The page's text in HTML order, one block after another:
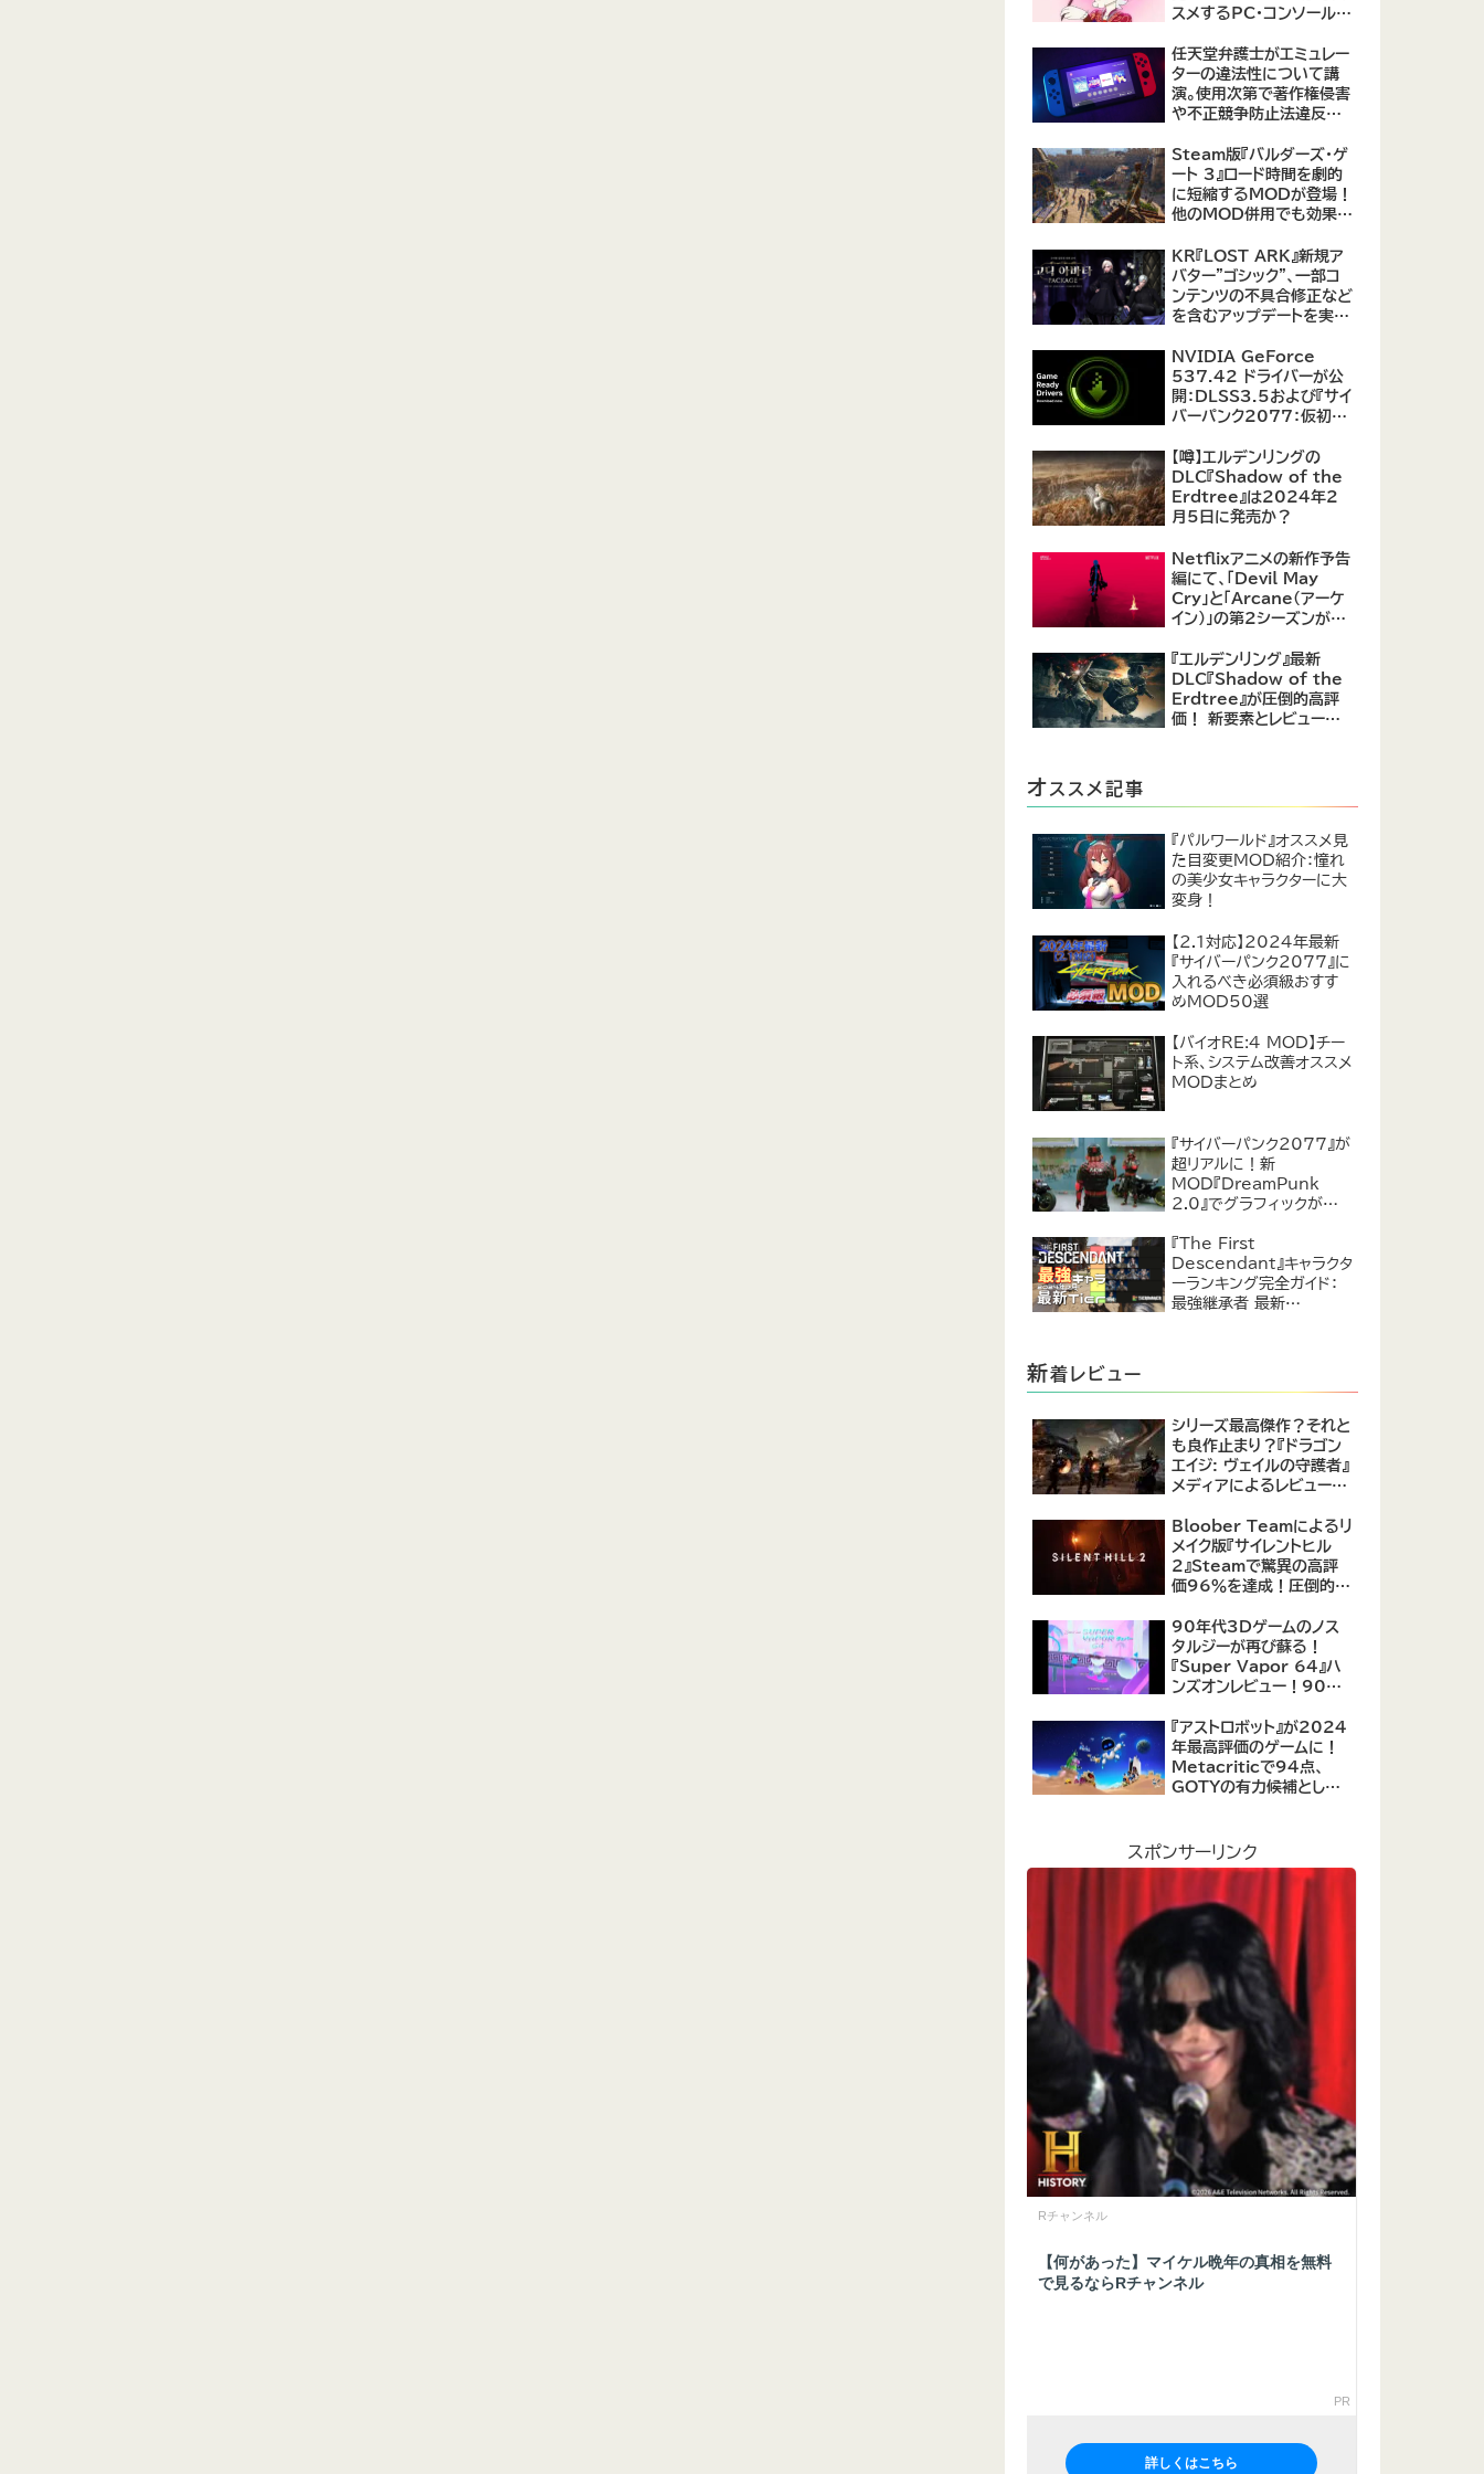
スメするPC・コンソール向
任天堂弁護士がエミュレー
ターの違法性について講
演。使用次第で著作権侵害
や不正競争防止法違反に
Steam版『バルダーズ・ゲ
ート 3』ロード時間を劇的
に短縮するMODが登場！
他のMOD併用でも効果を
価
KR『LOST ARK』新規ア
バター"ゴシック"、一部コ
ンテンツの不具合修正など
を含むアップデートを実
NVIDIA GeForce
537.42 ドライバーが公
開：DLSS3.5および『サイ
バーパンク2077：仮初め
【噂】エルデンリングの
DLC『Shadow of the
Erdtree』は2024年2
月5日に発売か？
Netflixアニメの新作予告
編にて、「Devil May
Cry」と「Arcane（アーケ
イン）」の第2シーズンが紹
『エルデンリング』最新
DLC『Shadow of the
Erdtree』が圧倒的高評
価！ 新要素とレビューま
オ ススメ記事
『パルワールド』オススメ見
た目変更MOD紹介：憧れ
の美少女キャラクターに大
変身！
【2.1対応】2024年最新
『サイバーパンク2077』に
入れるべき必須級おすす
めMOD50選
【バイオRE:4 MOD】チー
ト系、システム改善オススメ
MODまとめ
『サイバーパンク2077』が
超リアルに！新
MOD『DreamPunk
2.0』でグラフィックが恐ろ
『The First
Descendant』キャラクタ
ーランキング完全ガイド：
最強継承者 最新
新着レビュー
シリーズ最高傑作？それと
も良作止まり？『ドラゴン
エイジ: ヴェイルの守護者』
メディアによるレビューが
ラクター育成システムは好
評、戦闘システムは賛否あ
り
Bloober Teamによるリ
メイク版『サイレントヒル
2』Steamで驚異の高評
価96％を達成！圧倒的な
の復活
90年代3Dゲームのノス
タルジーが再び蘇る！
『Super Vapor 64』ハ
ンズオンレビュー！90年
再現したノスタルジックア
クション
『アストロボット』が2024
年最高評価のゲームに！
Metacriticで94点、
GOTYの有力候補として
スポンサーリンク